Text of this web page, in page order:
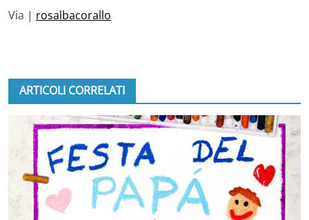
Via | rosalbacorallo
ARTICOLI CORRELATI